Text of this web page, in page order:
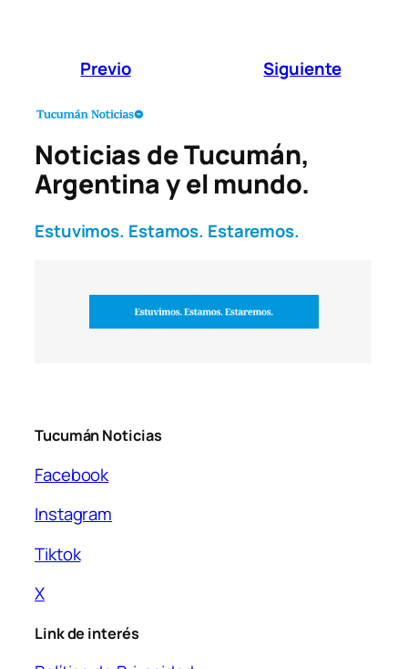
Previo Siguiente
Noticias de Tucumán,
Argentina y el mundo.
Estuvimos. Estamos. Estaremos.
Tucumán Noticias
Facebook
Instagram
Tiktok
X
Link de interés